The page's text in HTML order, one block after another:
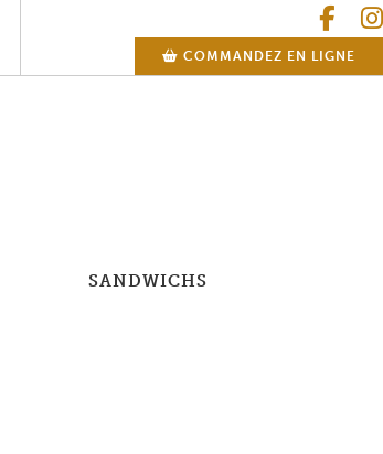
COMMANDEZ EN LIGNE
SANDWICHS